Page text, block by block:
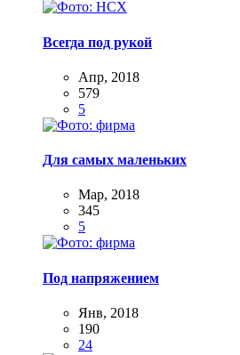
Всегда под рукой
Апр, 2018
579
5
Для самых маленьких
Мар, 2018
345
5
Под напряжением
Янв, 2018
190
24